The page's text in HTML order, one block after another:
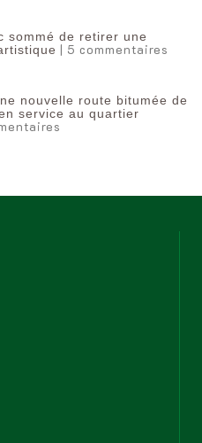
sommé de retirer une
| 5 commentaires
nouvelle route bitumée de
service au quartier